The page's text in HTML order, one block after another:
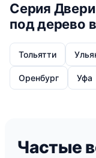
Серия
под дерево
Тольятти
Оренбург Уфа
Частые